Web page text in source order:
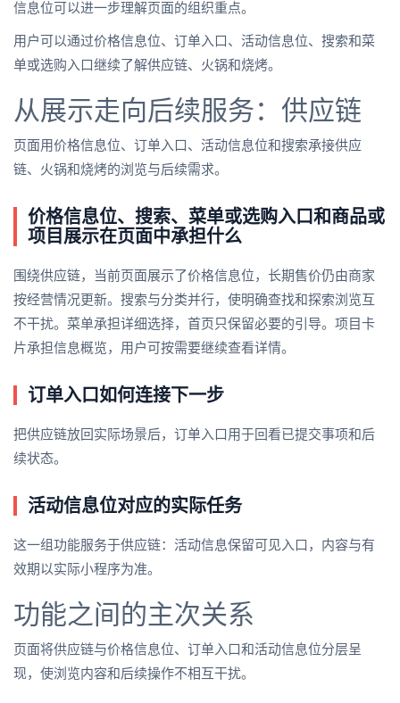
信息位可以进一步理解页面的组织重点。
用户可以通过价格信息位、订单入口、活动信息位、搜索和菜
单或选购入口继续了解供应链、火锅和烧烤。
从展示走向后续服务：供应链
页面用价格信息位、订单入口、活动信息位和搜索承接供应
链、火锅和烧烤的浏览与后续需求。
价格信息位、搜索、菜单或选购入口和商品或
项目展示在页面中承担什么
围绕供应链，当前页面展示了价格信息位，长期售价仍由商家
按经营情况更新。搜索与分类并行，使明确查找和探索浏览互
不干扰。菜单承担详细选择，首页只保留必要的引导。项目卡
片承担信息概览，用户可按需要继续查看详情。
订单入口如何连接下一步
把供应链放回实际场景后，订单入口用于回看已提交事项和后
续状态。
活动信息位对应的实际任务
这一组功能服务于供应链：活动信息保留可见入口，内容与有
效期以实际小程序为准。
功能之间的主次关系
页面将供应链与价格信息位、订单入口和活动信息位分层呈
现，使浏览内容和后续操作不相互干扰。